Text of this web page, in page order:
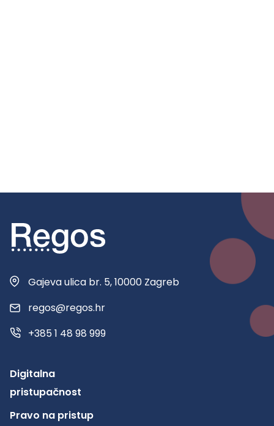
Gajeva ulica br. 5, 10000 Zagreb
regos@regos.hr
+385 1 48 98 999
Digitalna
pristupačnost
Pravo na pristup